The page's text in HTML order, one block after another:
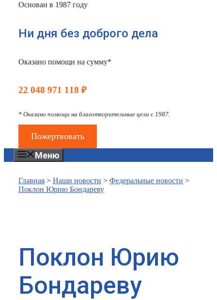
Основан в 1987 году
Ни дня без доброго дела
Оказано помощи на сумму*
22 048 971 118 ₽
* Оказано помощи на благотворительные цели с 1987.
Пожертвовать
Меню
Главная > Наши новости > Федеральные новости >
Поклон Юрию Бондареву
Поклон Юрию
Бондареву